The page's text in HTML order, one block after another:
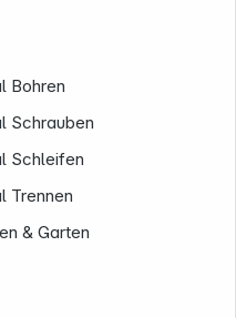
Bohren
Schrauben
Schleifen
Trennen
& Garten